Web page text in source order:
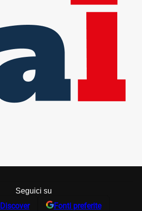
Seguici su
Discover Fonti preferite